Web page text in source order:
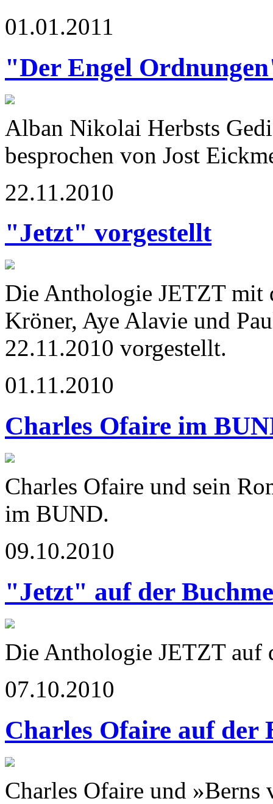
01.01.2011
"Der Engel
Alban Nikolai Herbsts
besprochen von Jost
22.11.2010
"Jetzt" vorgestellt
Die Anthologie JETZT mit
Kröner, Aye Alavie und
22.11.2010 vorgestellt.
01.11.2010
Charles Ofaire im
Charles Ofaire und sein
im BUND.
09.10.2010
"Jetzt" auf der
Die Anthologie JETZT auf
07.10.2010
Charles Ofaire auf der
Charles Ofaire und